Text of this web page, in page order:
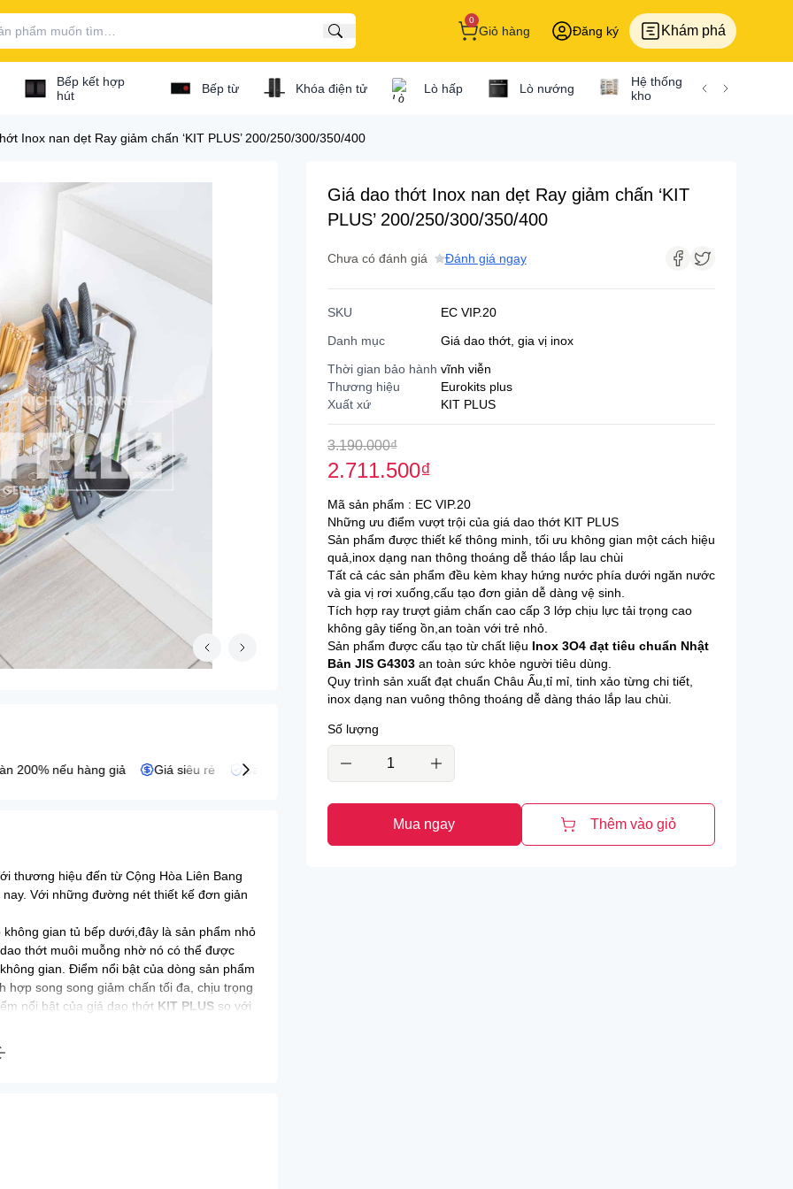
Tìm kiếm
Giỏ hàng
0
Đăng ký Khám phá
bếp gas...
Bếp điện từ Canzy
Bếp điện từ Fagor
Bếp điện từ Pramie
Bếp điện từ Teka
Bếp từ Bosch
Bếp từ Dmestik
Bếp từ Elextrolux
Bếp từ Faster
Bếp từ Fagor
Bếp từ Kaff
Bếp từ Malloca
Bếp từ Panasonic
Bếp từ Pramie
Bếp từ Sevilla
Bếp từ Teka
Bếp kết hợp hút
Bếp kết hợp
hút
Bếp từ Khóa điện tử Lò hấp Lò nướng
Hệ thống tủ
kho
Inox nan dẹt Ray giảm chấn ‘KIT PLUS’ 200/250/300/350/400
200% nếu hàng giả Giá siêu rẻ Cam kết hàng chính hãng. Hỗ trợ 24/7.
thương hiệu đến từ Cộng Hòa Liên Bang
Với những đường nét thiết kế đơn giản
gian tủ bếp dưới,đây là sản phẩm nhỏ
thớt muôi muỗng nhờ nó có thể được
gian. Điểm nổi bật của dòng sản phẩm
hợp song song giảm chấn tối đa, chịu trọng
nổi bật của giá dao thớt KIT PLUS so với
Giá dao thớt Inox nan dẹt Ray giảm chấn ‘KIT
PLUS’ 200/250/300/350/400
Chưa có đánh giá Đánh giá ngay
SKU
EC VIP.20
Danh mục
Giá dao thớt, gia vị inox
Thời gian bảo hành vĩnh viễn
Thương hiệu
Eurokits plus
Xuất xứ
KIT PLUS
3.190.000₫
2.711.500₫
Mã sản phẩm : EC VIP.20
Những ưu điểm vượt trội của giá dao thớt KIT PLUS
Sản phẩm được thiết kế thông minh, tối ưu không gian một cách hiệu
quả,inox dạng nan thông thoáng dễ tháo lắp lau chùi
Tất cả các sản phẩm đều kèm khay hứng nước phía dưới ngăn nước
và gia vị rơi xuống,cấu tạo đơn giản dễ dàng vệ sinh.
Tích hợp ray trượt giảm chấn cao cấp 3 lớp chịu lực tải trọng cao
không gây tiếng ồn,an toàn với trẻ nhỏ.
Sản phẩm được cấu tạo từ chất liệu Inox 3O4 đạt tiêu chuẩn Nhật
Bản JIS G4303an toàn sức khỏe người tiêu dùng.
Quy trình sản xuất đạt chuẩn Châu Ấu,tỉ mỉ, tinh xảo từng chi tiết,
inox dạng nan vuông thông thoáng dễ dàng tháo lắp lau chùi.
Số lượng
Mua ngay Thêm vào giỏ